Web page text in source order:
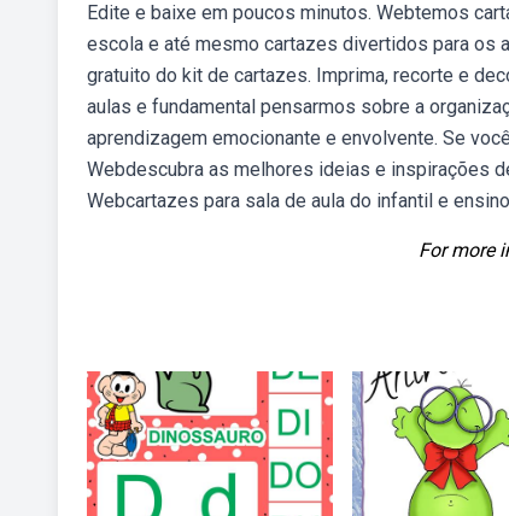
Edite e baixe em poucos minutos. Webtemos
escola e até mesmo cartazes divertidos para os
gratuito do kit de cartazes. Imprima, recorte e
aulas e fundamental pensarmos sobre a
aprendizagem emocionante e envolvente. Se
Webdescubra as melhores ideias e inspirações
Webcartazes para sala de aula do infantil e
For more